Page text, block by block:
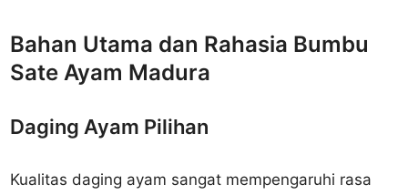
Bahan Utama dan Rahasia Bumbu
Sate Ayam Madura
Daging Ayam Pilihan
Kualitas daging ayam sangat mempengaruhi rasa